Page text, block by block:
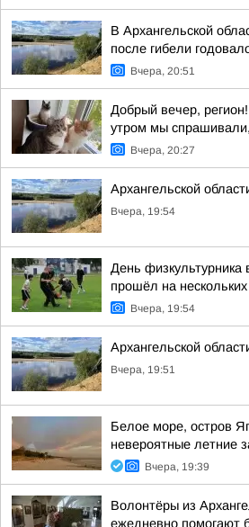
В Архангельской
после гибели
Вчера, 20:51
Добрый вечер,
утром мы спрашивали,
Вчера, 20:27
Архангельской
Вчера, 19:54
День физкультурника
прошёл на
Вчера, 19:54
Архангельской
Вчера, 19:51
Белое море, остров
невероятные летние
Вчера, 19:39
Волонтёры из
ежедневно помогают